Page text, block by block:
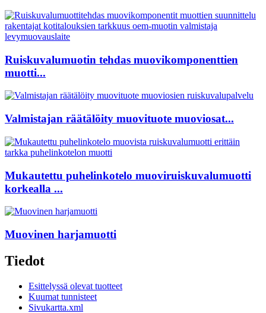
Ruiskuvalumuotin tehdas muovikomponenttien
muotti...
Valmistajan räätälöity muovituote muoviosat...
Mukautettu puhelinkotelo muoviruiskuvalumuotti
korkealla ...
Muovinen harjamuotti
Tiedot
Esittelyssä olevat tuotteet
Kuumat tunnisteet
Sivukartta.xml